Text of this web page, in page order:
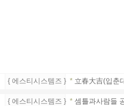
{ 에스티시스템즈 } * 立春大吉(입춘
{ 에스티시스템즈 } * 셈틀과사람들